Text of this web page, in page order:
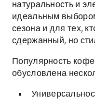
натуральность и
идеальным
сезона и для тех,
сдержанный, но
Популярность
обусловлена